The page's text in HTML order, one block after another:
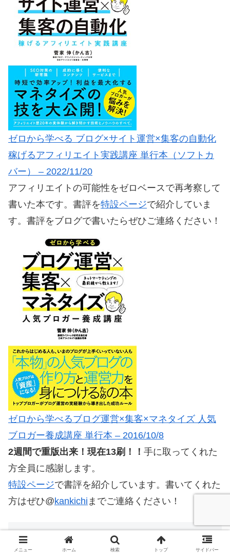
ゼロから学べる ブログ×サイト運営×集客の自動化
稼げるアフィリエイト実践講座 単行本（ソフトカ
バー） – 2022/11/20
アフィリエイトの可能性をゼロベースで再考察して
書いた本です。書評を特設ページで紹介していま
す。書評をブログで書いたらぜひご連絡ください！
ゼロから学べるブログ運営×集客×マネタイズ 人気
ブロガー養成講座 単行本 – 2016/10/8
2週間で重版出来！現在13刷！！ 手に取ってくれた
方全員に感謝します。
特設ページで書評を紹介しています。書いてくれた
方はぜひ@kankichi までご連絡ください！
プロフィール
メニュー ホーム 検索 トップ サイドバー